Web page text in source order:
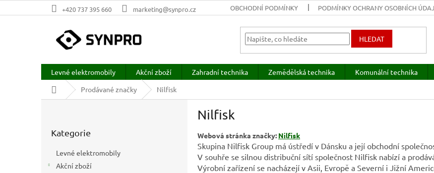
na
+420 737 395 660 marketing@synpro.cz OBCHODNÍ PODMÍNKY PODMÍNKY OCHRANY OSOBNÍCH
HLEDAT
Levné elektromobily Akční zboží Zahradní technika Zemědělská technika Komunální technika
Domů
Prodávané značky Nilfisk
kategorie
Kategorie
Levné elektromobily
Akční zboží
Nilfisk
Webová stránka značky: Nilfisk
Skupina Nilfisk Group má ústředí v Dánsku a její obchodní
V souhře se silnou distribuční sítí společnost Nilfisk nabízí a
Výrobní zařízení se nacházejí v Asii, Evropě a Severní i Jižní